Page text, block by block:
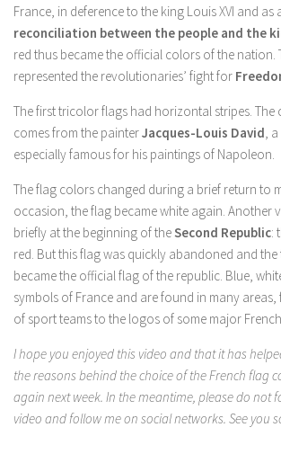
France, in deference to the king Louis XVI and as
reconciliation between the people and the
red thus became the official colors of the nation.
represented the revolutionaries’ fight for
The first tricolor flags had horizontal stripes. The
comes from the painterJacques-Louis David,
especially famous for his paintings of Napoleon.
The flag colors changed during a brief return to
occasion, the flag became white again. Another
briefly at the beginning of theSecond Republic:
red. But this flag was quickly abandoned and
became the official flag of the republic. Blue,
symbols of France and are found in many
of sport teams to the logos of some major
I hope you enjoyed this video and that it has
the reasons behind the choice of the French flag
again next week. In the meantime, please do not
video and follow me on social networks. See you